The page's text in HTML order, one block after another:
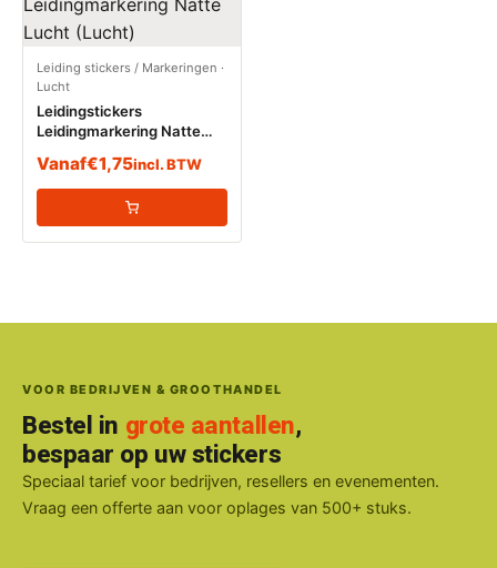
Leiding stickers / Markeringen ·
Lucht
Leidingstickers
Leidingmarkering Natte
Vanaf€1,75incl. BTW
VOOR BEDRIJVEN & GROOTHANDEL
Bestel in grote aantallen,
bespaar op uw stickers
Speciaal tarief voor bedrijven, resellers en evenementen.
Vraag een offerte aan voor oplages van 500+ stuks.